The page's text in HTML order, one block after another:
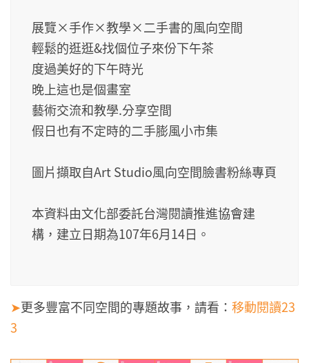
展覽×手作×教學×二手書的風向空間
輕鬆的逛逛&找個位子來份下午茶
度過美好的下午時光
晚上這也是個畫室
藝術交流和教學.分享空間
假日也有不定時的二手膨風小市集
圖片擷取自Art Studio風向空間臉書粉絲專頁
本資料由文化部委託台灣閱讀推進協會建
構，建立日期為107年6月14日。
➤更多豐富不同空間的專題故事，請看： 移動閱讀23
3